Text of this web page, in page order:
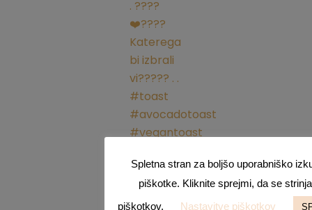
Spletna stran za boljšo uporabniško
piškotke. Kliknite sprejmi, da se
piškotkov.
Nastavitve piškotkov